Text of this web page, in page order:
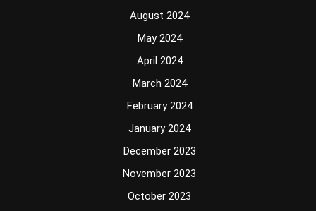
August 2024
May 2024
April 2024
March 2024
February 2024
January 2024
December 2023
November 2023
October 2023